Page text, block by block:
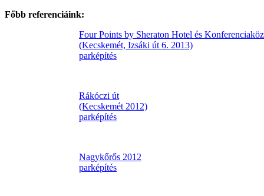
Főbb referenciáink:
Four Points by Sheraton Hotel és
(Kecskemét, Izsáki út 6. 2013)
parképítés
Rákóczi út
(Kecskemét 2012)
parképítés
Nagykőrős 2012
parképítés